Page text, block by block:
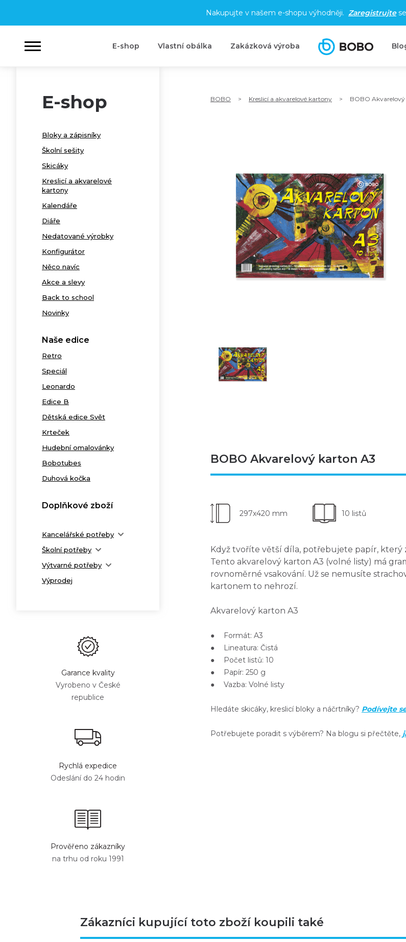
Nakupujte v našem e-shopu výhodněji. Zaregistrujte
E-shop Vlastní obálka Zakázková výroba
E-shop
Bloky a zápisníky
Školní sešity
Skicáky
Kreslicí a akvarelové
kartony
Kalendáře
Diáře
Nedatované výrobky
Konfigurátor
Něco navíc
Akce a slevy
Back to school
Novinky
Naše edice
Retro
Speciál
Leonardo
Edice B
Dětská edice Svět
Krteček
Hudební omalovánky
Bobotubes
Duhová kočka
Doplňkové zboží
Kancelářské potřeby
Školní potřeby
Výtvarné potřeby
Výprodej
Garance kvality
Vyrobeno v České
republice
Rychlá expedice
Odeslání do 24 hodin
Prověřeno zákazníky
na trhu od roku 1991
BOBO > Kreslicí a akvarelové kartony > BOBO
BOBO Akvarelový karton A3
297x420 mm 10 listů
Když tvoříte větší díla, potřebujete papír, který
Tento akvarelový karton A3 (volné listy) má
rovnoměrné vsakování. Už se nemusíte
kartonem to nehrozí.
Akvarelový karton A3
● Formát: A3
● Lineatura: Čistá
● Počet listů: 10
● Papír: 250 g
● Vazba: Volné listy
Hledáte skicáky, kreslicí bloky a náčrtníky? Podívejte
Potřebujete poradit s výběrem? Na blogu si přečtěte,
Zákazníci kupující toto zboží koupili také